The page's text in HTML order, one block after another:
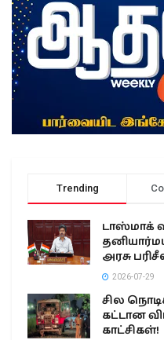
Trending
அரசு
2026-07-29
சில
கட்டான
காட்சிகள்!